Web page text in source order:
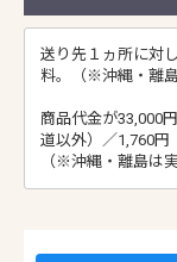
送り先１ヵ所に対
料。（※沖縄・離島
商品代金が33,000
道以外）／1,760円
（※沖縄・離島は